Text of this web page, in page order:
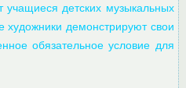
учащиеся детских музыкальных
демонстрируют свои
обязательное условие для